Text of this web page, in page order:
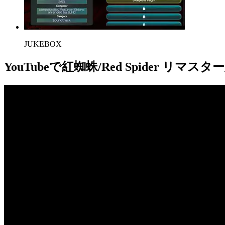
JUKEBOX
YouTubeで紅蜘蛛/Red Spider リマスタ